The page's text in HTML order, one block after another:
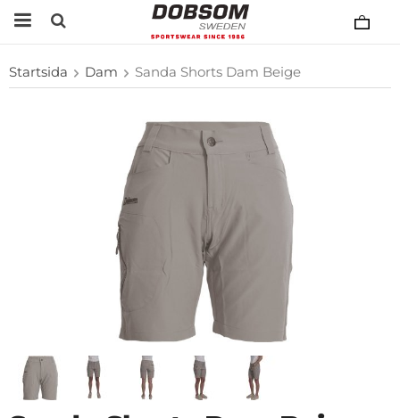
Startsida Dam Sanda Shorts Dam Beige